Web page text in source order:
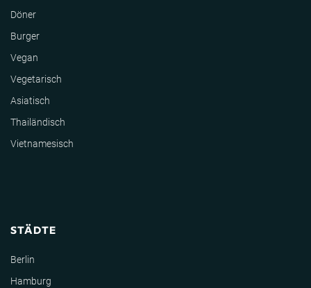
Döner
Burger
Vegan
Vegetarisch
Asiatisch
Thailändisch
Vietnamesisch
STÄDTE
Berlin
Hamburg